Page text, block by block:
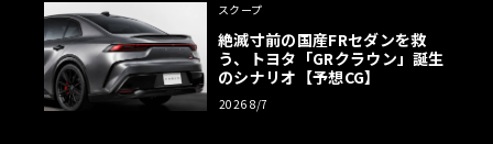
スクープ
絶滅寸前の国産FRセダンを救
う、トヨタ「GRクラウン」誕生
のシナリオ【予想CG】
2026 8/7